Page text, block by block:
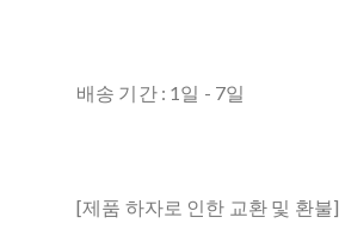
배송 기간 : 1일 - 7일
[제품 하자로 인한 교환 및 환불]